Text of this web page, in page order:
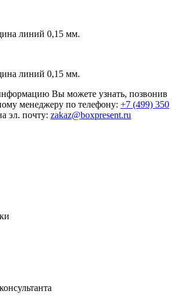
линий 0,15 мм.
линий 0,15 мм.
Вы можете узнать, позвонив
менеджеру по телефону: +7 (499) 350
эл. почту: zakaz@boxpresent.ru